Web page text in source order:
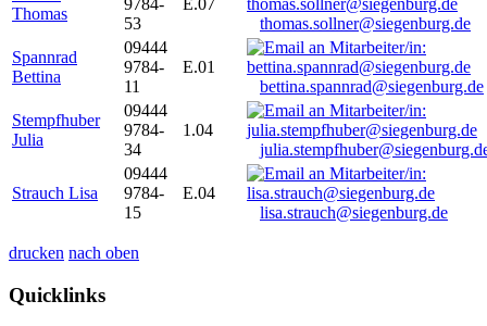
Thomas
9784-
53
E.07
thomas.sollner@siegenburg.de
Spannrad
Bettina
09444
9784-
11
E.01
bettina.spannrad@siegenburg.de
Stempfhuber
Julia
09444
9784-
34
1.04
Strauch Lisa
09444
9784-
15
E.04
lisa.strauch@siegenburg.de
drucken nach oben
Quicklinks